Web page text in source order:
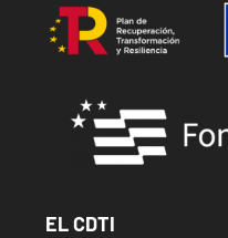
Image
Image
Menu Footer Cdti
EL CDTI